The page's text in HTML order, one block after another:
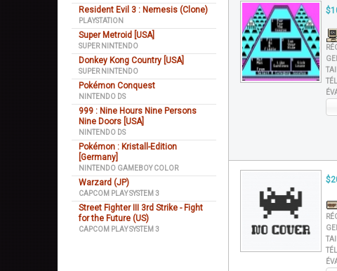
Resident Evil 3 : Nemesis (Clone)
PLAYSTATION
Super Metroid [USA]
SUPER NINTENDO
Donkey Kong Country [USA]
SUPER NINTENDO
Pokémon Conquest
NINTENDO DS
999 : Nine Hours Nine Persons
Nine Doors [USA]
NINTENDO DS
Pokémon : Kristall-Edition
[Germany]
NINTENDO GAMEBOY COLOR
Warzard (JP)
CAPCOM PLAY SYSTEM 3
Street Fighter III 3rd Strike - Fight
for the Future (US)
CAPCOM PLAY SYSTEM 3